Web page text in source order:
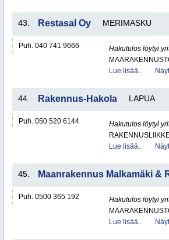
43. Restasal Oy MERIMASKU
Puh. 040 741 9666
Hakutulos löytyi
Lue lisää..
44. Rakennus-Hakola LAPUA
Puh. 050 520 6144
Hakutulos löytyi
Lue lisää..
45. Maanrakennus Malkamäki &
Puh. 0500 365 192
Hakutulos löytyi
Lue lisää..